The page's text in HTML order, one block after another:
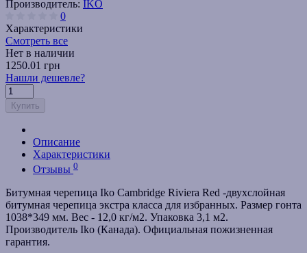
Производитель: IKO
0
Характеристики
Смотреть все
Нет в наличии
1250.01 грн
Нашли дешевле?
Купить
Описание
Характеристики
Отзывы 0
Битумная черепица Iko Cambridge Riviera Red -двухслойная
битумная черепица экстра класса для избранных. Размер гонта
1038*349 мм. Вес - 12,0 кг/м2. Упаковка 3,1 м2.
Производитель Iko (Канада). Официальная пожизненная
гарантия.